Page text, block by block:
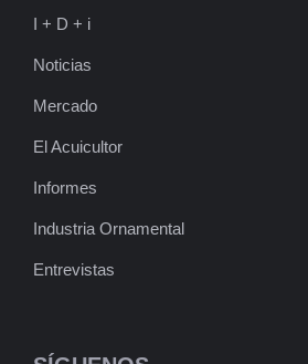
I + D + i
Noticias
Mercado
El Acuicultor
Informes
Industria Ornamental
Entrevistas